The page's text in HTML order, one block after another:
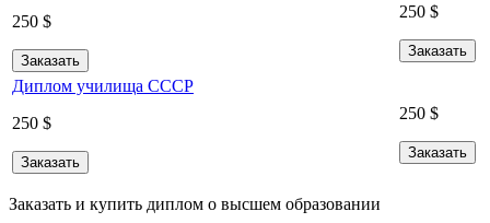
250 $
Заказать
250 $
Заказать
Диплом училища СССР
250 $
Заказать
250 $
Заказать
Заказать и купить диплом о высшем образовании